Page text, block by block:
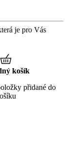
je pro Vás
košík
přidané do